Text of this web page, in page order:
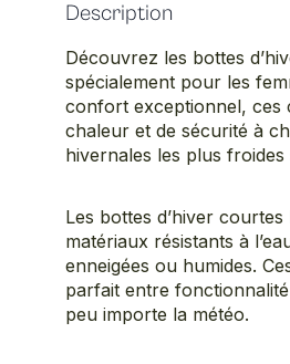
Description
Découvrez les bottes
spécialement pour les
confort exceptionnel, ces
chaleur et de sécurité à
hivernales les plus froides
Les bottes d’hiver
matériaux résistants à
enneigées ou humides.
parfait entre
peu importe la météo.